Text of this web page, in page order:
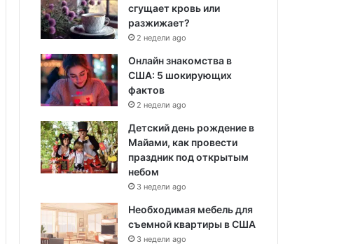
сгущает кровь или
разжижает?
2 недели ago
Онлайн знакомства в
США: 5 шокирующих
фактов
2 недели ago
Детский день рождение в
Майами, как провести
праздник под открытым
небом
3 недели ago
Необходимая мебель для
съемной квартиры в США
3 недели ago